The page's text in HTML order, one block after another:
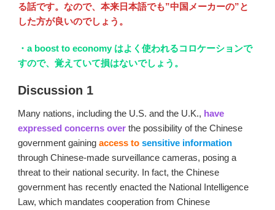
る話です。なので、本来日本語でも”中国メーカーの”と
した方が良いのでしょう。
・a boost to economy はよく使われるコロケーションで
すので、覚えていて損はないでしょう。
Discussion 1
Many nations, including the U.S. and the U.K., have
expressed concerns over the possibility of the Chinese
government gaining access to sensitive information
through Chinese-made surveillance cameras, posing a
threat to their national security. In fact, the Chinese
government has recently enacted the National Intelligence
Law, which mandates cooperation from Chinese